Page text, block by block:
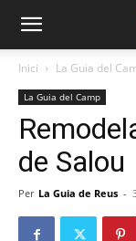
Inici La Guia del
La Guia del Camp
de Salou
Per La Guia de Reus -